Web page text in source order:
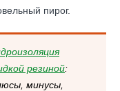
пирог.
резиной:
минусы,